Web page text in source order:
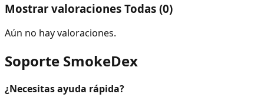
Mostrar valoraciones Todas (0)
Aún no hay valoraciones.
Soporte SmokeDex
¿Necesitas ayuda rápida?